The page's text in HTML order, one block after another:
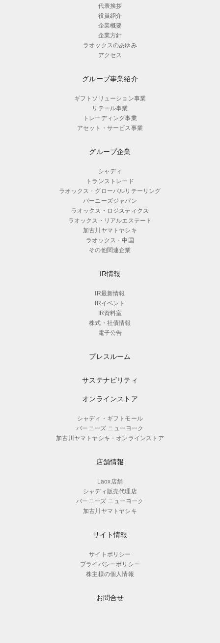
代表挨拶
役員紹介
企業概要
企業方針
ラオックスのあゆみ
アクセス
グループ事業紹介
ギフトソリューション事業
リテール事業
トレーディング事業
アセット・サービス事業
グループ企業
シャディ
トランストレード
ラオックス・グローバルリテーリング
バーニーズジャパン
ラオックス・ロジスティクス
ラオックス・リアルエステート
加古川ヤマトヤシキ
ラオックス・中国
その他関連企業
IR情報
IR最新情報
IRイベント
IR資料室
株式・社債情報
電子公告
プレスルーム
サステナビリティ
オンラインストア
シャディ・ギフトモール
バーニーズ ニューヨーク
加古川ヤマトヤシキ・オンラインストア
店舗情報
Laox店舗
シャディ販売代理店
バーニーズ ニューヨーク
加古川ヤマトヤシキ
サイト情報
サイトポリシー
プライバシーポリシー
株主様の個人情報
お問合せ